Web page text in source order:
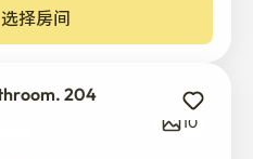
、微波炉、电压力锅、厨房
选择房间
204
10